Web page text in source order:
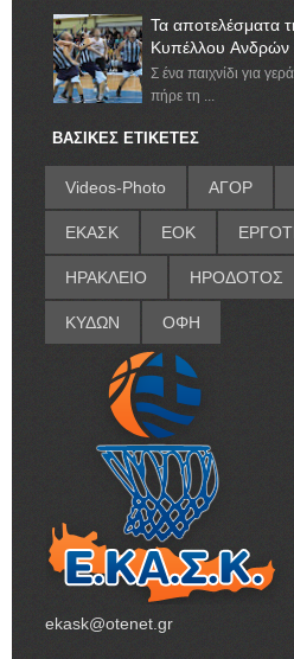
Τα αποτελέσματα
Κυπέλλου Ανδρών
Σ ένα παιχνίδι για
πήρε τη ...
ΒΑΣΙΚΕΣ ΕΤΙΚΕΤΕΣ
Videos-Photo ΑΓΟΡ
ΕΚΑΣΚ ΕΟΚ
ΗΡΑΚΛΕΙΟ ΗΡΟΔΟΤΟΣ
ΚΥΔΩΝ ΟΦΗ
ekask@otenet.gr